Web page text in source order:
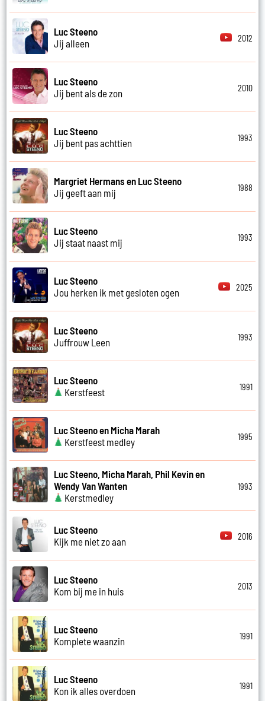
Luc Steeno
Jij alleen
2012
Luc Steeno
Jij bent als de zon
2010
Luc Steeno
Jij bent pas achttien
1993
Margriet Hermans en Luc Steeno
Jij geeft aan mij
1988
Luc Steeno
Jij staat naast mij
1993
Luc Steeno
Jou herken ik met gesloten ogen
2025
Luc Steeno
Juffrouw Leen
1993
Luc Steeno
Kerstfeest
1991
Luc Steeno en Micha Marah
Kerstfeest medley
1995
Luc Steeno, Micha Marah, Phil Kevin en
Wendy Van Wanten
Kerstmedley
1993
Luc Steeno
Kijk me niet zo aan
2016
Luc Steeno
Kom bij me in huis
2013
Luc Steeno
Komplete waanzin
1991
Luc Steeno
Kon ik alles overdoen
1991